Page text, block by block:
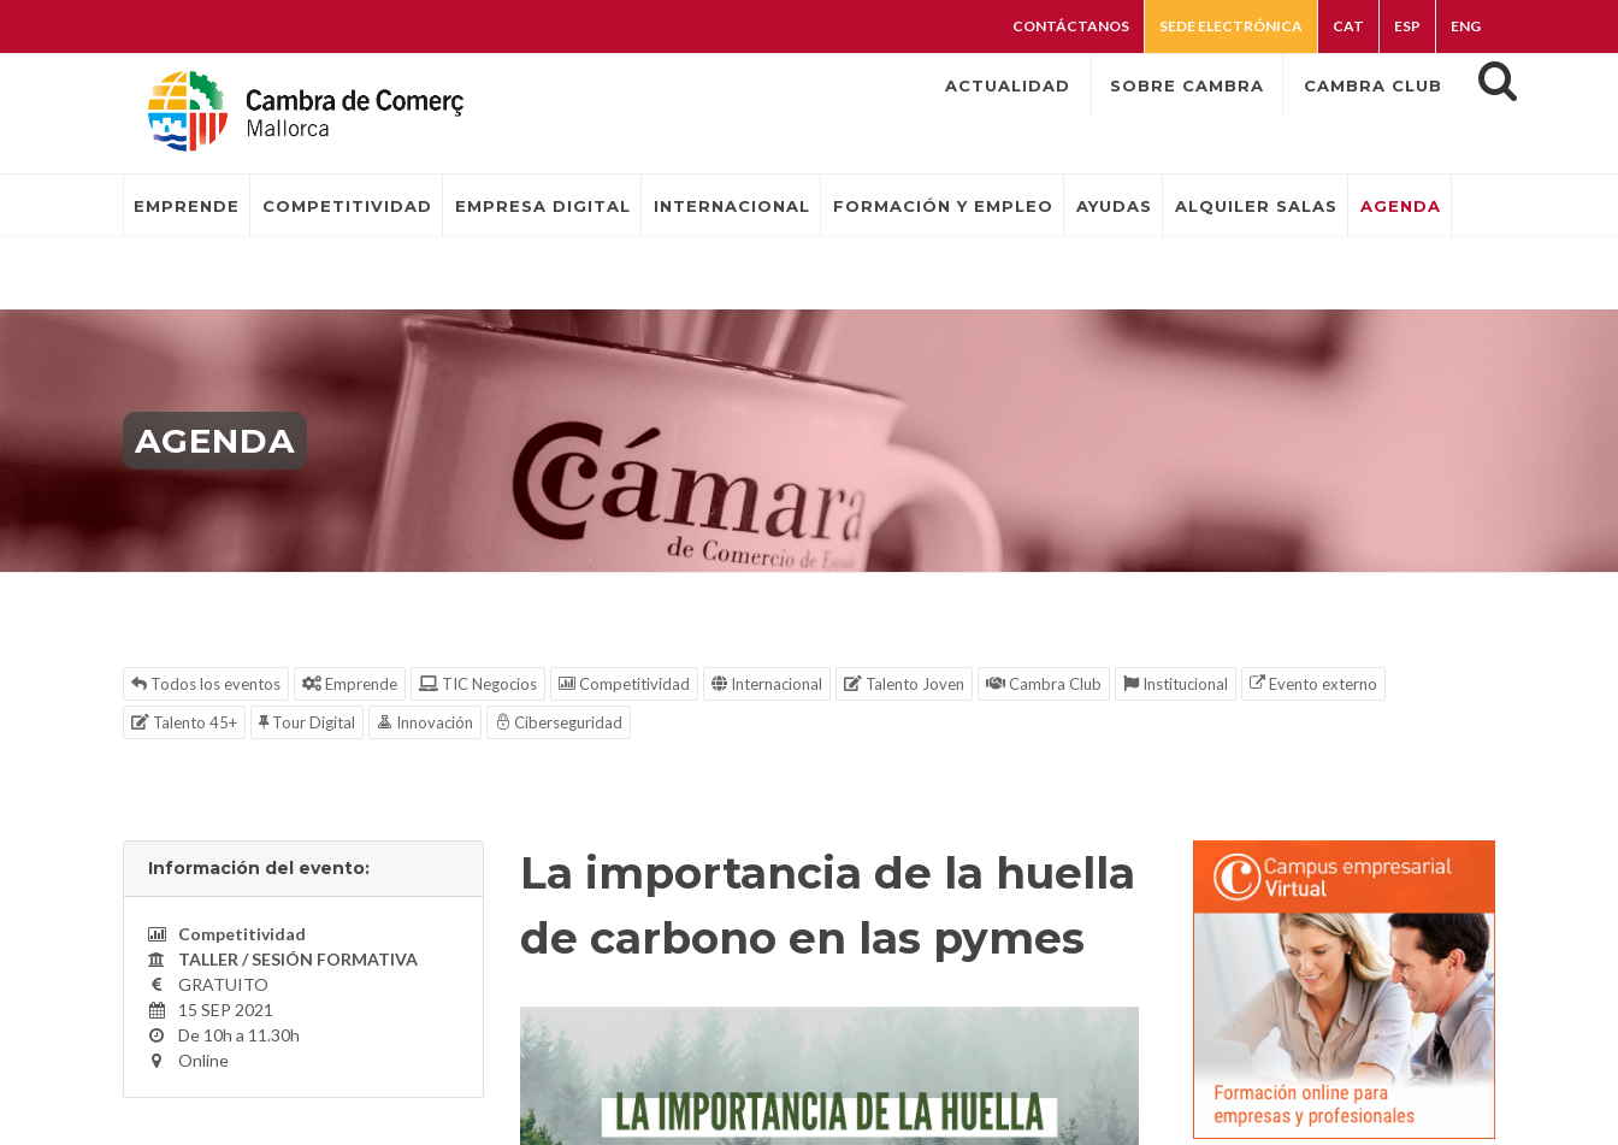
CONTÁCTANOS SEDE ELECTRÓNICA CAT ESP ENG
ACTUALIDAD SOBRE CAMBRA CAMBRA CLUB
EMPRENDE COMPETITIVIDAD EMPRESA DIGITAL INTERNACIONAL FORMACIÓN Y EMPLEO AYUDAS ALQUILER SALAS AGENDA
AGENDA
Todos los eventos Emprende TIC Negocios Competitividad Internacional Talento Joven Cambra Club Institucional
Evento externo
Talento 45+
Tour Digital Innovación Ciberseguridad
Información del evento:
Competitividad
TALLER / SESIÓN FORMATIVA
GRATUITO
15 SEP 2021
De 10h a 11.30h
Online
La importancia de la huella
de carbono en las pymes